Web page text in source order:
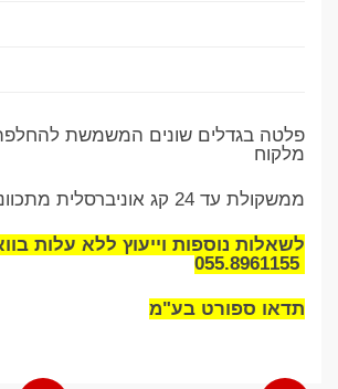
פלטה בגדלים שונים המשמשת
מלקוח
ממשקולת עד 24 קג אוניברסלית מתכווננת סוג 552
לשאלות נוספות וייעוץ ללא עלות
055.8961155
תדאו ספורט בע"מ